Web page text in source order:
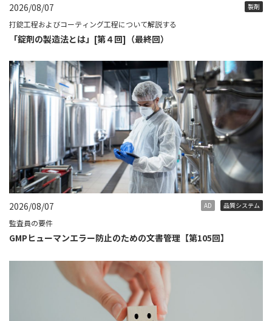
2026/08/07 製剤
打錠工程およびコーティング工程について解説する
「錠剤の製造法とは」[第４回]（最終回）
2026/08/07 AD 品質システム
監査員の要件
GMPヒューマンエラー防止のための文書管理【第105回】